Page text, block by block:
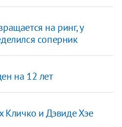
на ринг, у
соперник
на 12 лет
Кличко и Дэвиде Хэе